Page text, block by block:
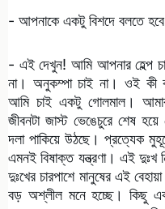
- আপনাকে একটু বিশদে বলতে
- এই দেখুন! আমি আপনার হেল্প
না। অনুকম্পা চাই না। ওই কী
আমি চাই একটু গোলমাল।
জীবনটা জাস্ট ভেঙেচুরে শেষ
দলা পাকিয়ে উঠছে। প্রত্যেক
এমনই বিষাক্ত যন্ত্রণা। এই
দুঃখের চারপাশে মানুষের এই
বড় অশ্লীল মনে হচ্ছে। কিছু